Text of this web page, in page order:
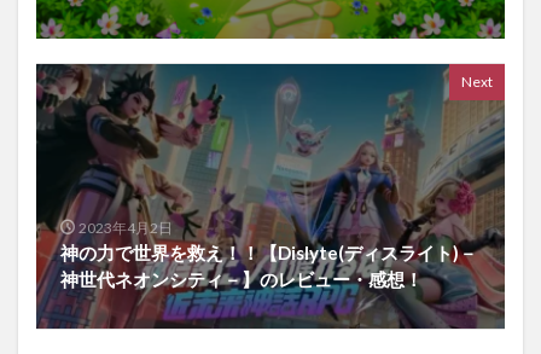
Next
2023年4月2日
神の力で世界を救え！！【Dislyte(ディスライト)－
神世代ネオンシティ－】のレビュー・感想！